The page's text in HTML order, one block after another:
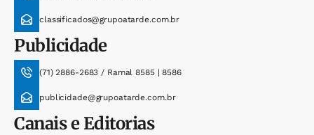
classificados@grupoatarde.com.br
Publicidade
(71) 2886-2683 / Ramal 8585 | 8586
publicidade@grupoatarde.com.br
Canais e Editorias